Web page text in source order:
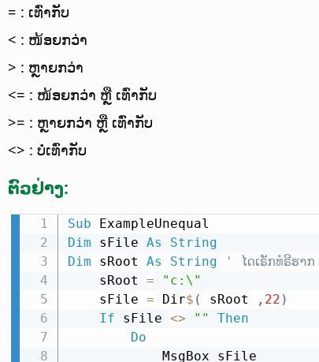
= : ເທົ່າກັບ
< : ໜ້ອຍກວ່າ
> : ຫຼາຍກວ່າ
<= : ໜ້ອຍກວ່າ ຫຼື ເທົ່າກັບ
>= : ຫຼາຍກວ່າ ຫຼື ເທົ່າກັບ
<> : ບໍ່ເທົ່າກັບ
ຕົວຢ່າງ:
Sub
Dim sFile As
String
Dim sRoot As String
' ໄດເຣັກທໍຣີຮາ
    sRoot
=
"c:\"
    sFile
= Dir$ ( sRoot , 22 )
If sFile <> ""
Then
Do